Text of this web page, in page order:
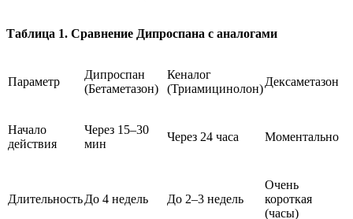
Таблица 1. Сравнение Дипроспана с аналогами
Параметр
Дипроспан
(Бетаметазон)
Кеналог
(Триамицинолон)
Дексаметазон
Начало
действия
Через 15–30
мин
Через 24 часа Моментально
ДлительностьДо 4 недель До 2–3 недель
Очень
короткая
(часы)